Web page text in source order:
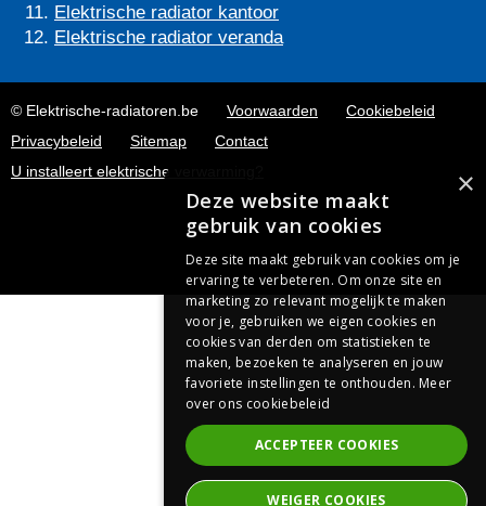
Elektrische radiator kantoor
Elektrische radiator veranda
© Elektrische-radiatoren.be Voorwaarden
Cookiebeleid
Privacybeleid
Sitemap
Contact
U installeert elektrische verwarming?
×
Deze website maakt
gebruik van cookies
Deze site maakt gebruik van cookies om je
ervaring te verbeteren. Om onze site en
marketing zo relevant mogelijk te maken
voor je, gebruiken we eigen cookies en
cookies van derden om statistieken te
maken, bezoeken te analyseren en jouw
favoriete instellingen te onthouden. Meer
over ons cookiebeleid
ACCEPTEER COOKIES
WEIGER COOKIES